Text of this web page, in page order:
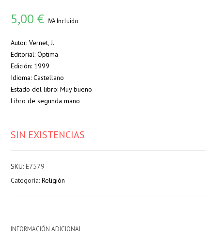
5,00€ IVA Incluido
Autor: Vernet, J.
Editorial: Óptima
Edición: 1999
Idioma: Castellano
Estado del libro: Muy bueno
Libro de segunda mano
SIN EXISTENCIAS
SKU:E7579
Categoría:Religión
INFORMACIÓN ADICIONAL